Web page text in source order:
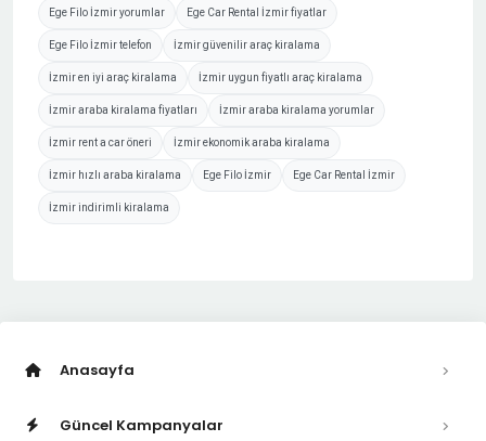
Ege Filo İzmir yorumlar Ege Car Rental İzmir fiyatlar
Ege Filo İzmir telefon İzmir güvenilir araç kiralama
İzmir en iyi araç kiralama İzmir uygun fiyatlı araç kiralama
İzmir araba kiralama fiyatları İzmir araba kiralama yorumlar
İzmir rent a car öneri İzmir ekonomik araba kiralama
İzmir hızlı araba kiralama Ege Filo İzmir Ege Car Rental İzmir
İzmir indirimli kiralama
Anasayfa
Güncel Kampanyalar